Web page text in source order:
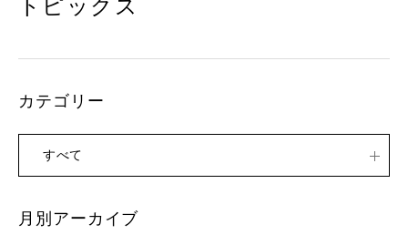
トピックス
カテゴリー
すべて
月別アーカイブ